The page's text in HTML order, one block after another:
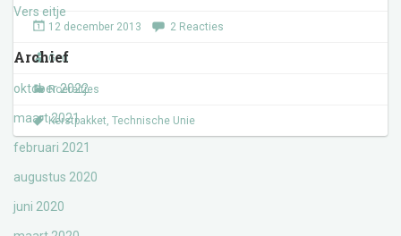
Vers eitje
Archief
oktober 2022
maart 2021
februari 2021
augustus 2020
juni 2020
12 december 2013 2 Reacties
Gert
Roereitjes
Kerstpakket, Technische Unie